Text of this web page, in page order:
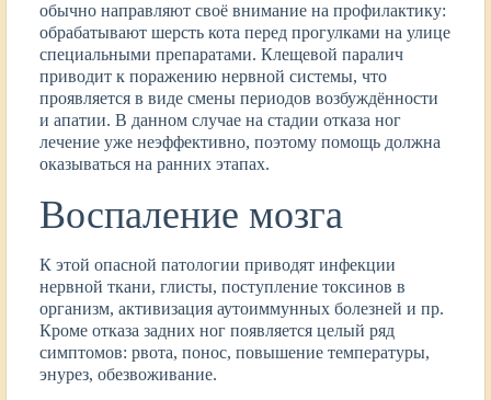
обычно направляют своё внимание на профилактику:
обрабатывают шерсть кота перед прогулками на улице
специальными препаратами. Клещевой паралич
приводит к поражению нервной системы, что
проявляется в виде смены периодов возбуждённости
и апатии. В данном случае на стадии отказа ног
лечение уже неэффективно, поэтому помощь должна
оказываться на ранних этапах.
Воспаление мозга
К этой опасной патологии приводят инфекции
нервной ткани, глисты, поступление токсинов в
организм, активизация аутоиммунных болезней и пр.
Кроме отказа задних ног появляется целый ряд
симптомов: рвота, понос, повышение температуры,
энурез, обезвоживание.